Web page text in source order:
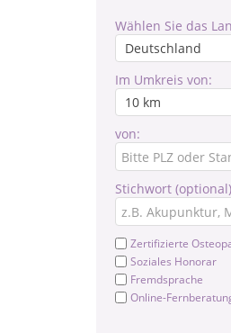
Wählen Sie das
Im Umkreis von:
von:
Stichwort
Zertifizierte
Soziales Honorar
Fremdsprache
Online-